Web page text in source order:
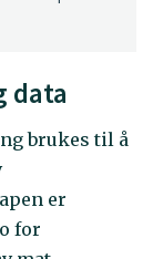
data
brukes til å
er
for